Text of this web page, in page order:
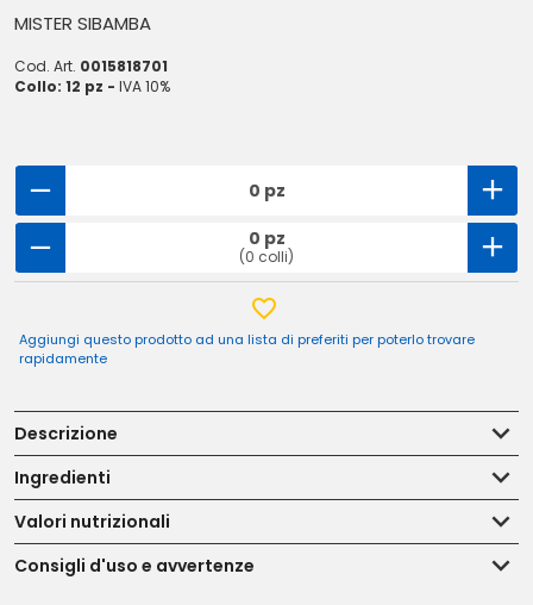
MISTER SIBAMBA
Cod. Art. 0015818701
Collo: 12 pz - IVA 10%
0 pz
0 pz
(0 colli)
Aggiungi questo prodotto ad una lista di preferiti per poterlo trovare
rapidamente
Descrizione
Ingredienti
Valori nutrizionali
Consigli d'uso e avvertenze